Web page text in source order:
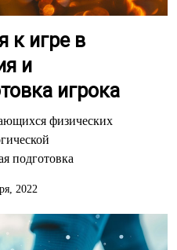
к игре в
и
игрока
физических
подготовка
2022